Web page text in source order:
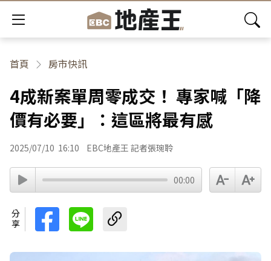
首頁 房市快訊
4成新案單周零成交！ 專家喊「降
價有必要」：這區將最有感
2025/07/10 16:10 EBC地產王 記者張琬聆
00:00
分享